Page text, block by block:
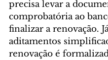
precisa levar a
comprobatória ao
finalizar a renovação.
aditamentos
renovação é